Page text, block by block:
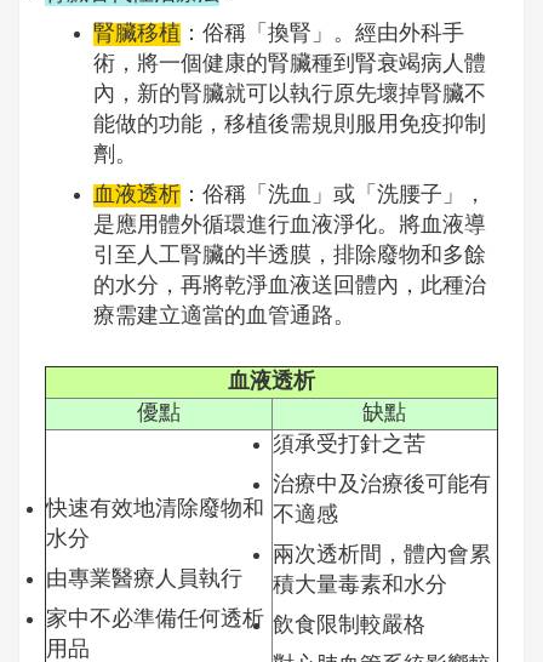
腎臟移植 ：俗稱「換腎」。經由外科手
術，將一個健康的腎臟種到腎衰竭病人體
內，新的腎臟就可以執行原先壞掉腎臟不
能做的功能，移植後需規則服用免疫抑制
劑。
血液透析：俗稱「洗血」或「洗腰子」，
是應用體外循環進行血液淨化。將血液導
引至人工腎臟的半透膜，排除廢物和多餘
的水分，再將乾淨血液送回體內，此種治
療需建立適當的血管通路。
血液透析
優點
缺點
快速有效地清除廢物和
水分
由專業醫療人員執行
家中不必準備任何透析
用品
須承受打針之苦
治療中及治療後可能有
不適感
兩次透析間，體內會累
積大量毒素和水分
飲食限制較嚴格